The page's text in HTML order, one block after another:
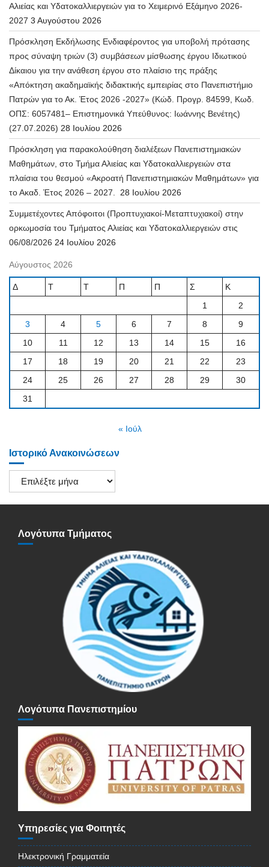
Αλιείας και Υδατοκαλλιεργειών για το Χειμερινό Εξάμηνο 2026-
2027 3 Αυγούστου 2026
Πρόσκληση Εκδήλωσης Ενδιαφέροντος για υποβολή πρότασης
προς σύναψη τριών (3) συμβάσεων μίσθωσης έργου Ιδιωτικού
Δίκαιου για την ανάθεση έργου στο πλαίσιο της πράξης
«Απόκτηση ακαδημαϊκής διδακτικής εμπειρίας στο Πανεπιστήμιο
Πατρών για το Ακ. Έτος 2026 -2027» (Κώδ. Προγρ. 84599, Κωδ.
ΟΠΣ: 6057481– Επιστημονικά Υπεύθυνος: Ιωάννης Βενέτης)
(27.07.2026) 28 Ιουλίου 2026
Πρόσκληση για παρακολούθηση διαλέξεων Πανεπιστημιακών
Μαθημάτων, στο Τμήμα Αλιείας και Υδατοκαλλιεργειών στα
πλαίσια του θεσμού «Ακροατή Πανεπιστημιακών Μαθημάτων» για
το Ακαδ. Έτος 2026 – 2027.
28 Ιουλίου 2026
Συμμετέχοντες Απόφοιτοι (Προπτυχιακοί-Μεταπτυχιακοί) στην
ορκωμοσία του Τμήματος Αλιείας και Υδατοκαλλιεργειών στις
06/08/2026 24 Ιουλίου 2026
Αύγουστος 2026
Δ Τ Τ Π Π Σ
Κ
1
2
3
4 5 6 7 8
9
10
11 12 13 14 15
16
17
18 19 20 21 22
23
24
25 26 27 28 29
30
31
« Ιούλ
Ιστορικό Ανακοινώσεων
Ιστορικό
Ανακοινώσεων
Λογότυπα Τμήματος
Λογότυπα Πανεπιστημίου
Υπηρεσίες για Φοιτητές
Ηλεκτρονική Γραμματεία